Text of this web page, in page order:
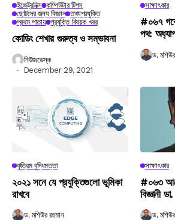
ইলেক্ট্রনিক্স কম্পিউটার টিপস
ছোটদের জন্য বিজ্ঞান তথ্যপ্রযুক্তি
প্রথম পাতায় প্রযুক্তি বিষয়ক খবর
কোডিং শেখার গুরুত্ব ও সম্ভাবনা
নিউজডেস্ক
December 29, 2021
সাক্ষাৎকার
#০৬৭
পথ:
ড.
কৃত্রিম বুদ্ধিমত্তা
২০২১ সনে যে প্রযুক্তিগুলো ভূমিকা
রাখবে
ড. মশিউর রহমান
সাক্ষাৎকার
#০৬৩
বিজ্ঞানী
ড.